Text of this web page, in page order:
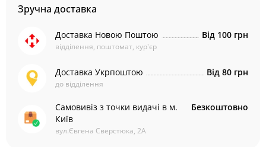
Зручна доставка
Доставка Новою Поштою
відділення, поштомат, кур'єр
Від 100 грн
Доставка Укрпоштою
до відділення
Від 80 грн
Самовивіз з точки видачі в м.
Київ
вул.Євгена Сверстюка, 2А
Безкоштовно